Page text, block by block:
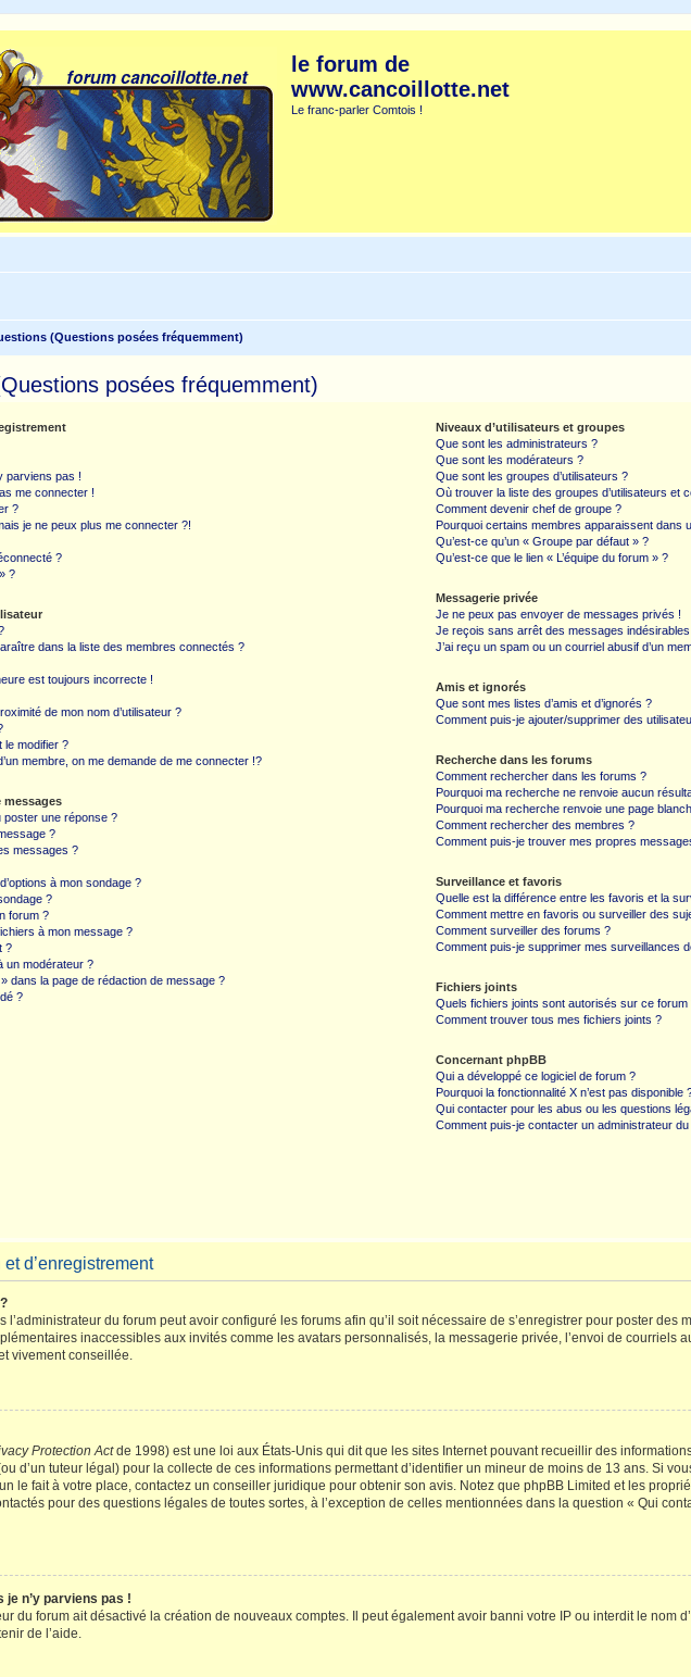
le forum de
www.cancoillotte.net
Le franc-parler Comtois !
(Questions posées fréquemment)
posées fréquemment)
parviens pas !
me connecter !
?
je ne peux plus me connecter ?!
?
?
dans la liste des membres connectés ?
est toujours incorrecte !
de mon nom d’utilisateur ?
le modifier ?
membre, on me demande de me connecter !?
messages
poster une réponse ?
?
messages ?
à mon sondage ?
?
forum ?
à mon message ?
?
un modérateur ?
dans la page de rédaction de message ?
?
Niveaux d’utilisateurs et groupes
Que sont les administrateurs ?
Que sont les modérateurs ?
Que sont les groupes d’utilisateurs ?
Où trouver la liste des groupes d’utilisateurs et
Comment devenir chef de groupe ?
Pourquoi certains membres apparaissent dans
Qu’est-ce qu’un « Groupe par défaut » ?
Qu’est-ce que le lien « L’équipe du forum » ?
Messagerie privée
Je ne peux pas envoyer de messages privés !
Je reçois sans arrêt des messages indésirables
J’ai reçu un spam ou un courriel abusif d’un
Amis et ignorés
Que sont mes listes d’amis et d’ignorés ?
Comment puis-je ajouter/supprimer des
Recherche dans les forums
Comment rechercher dans les forums ?
Pourquoi ma recherche ne renvoie aucun
Pourquoi ma recherche renvoie une page
Comment rechercher des membres ?
Comment puis-je trouver mes propres
Surveillance et favoris
Quelle est la différence entre les favoris et la
Comment mettre en favoris ou surveiller des
Comment surveiller des forums ?
Comment puis-je supprimer mes surveillances
Fichiers joints
Quels fichiers joints sont autorisés sur ce forum
Comment trouver tous mes fichiers joints ?
Concernant phpBB
Qui a développé ce logiciel de forum ?
Pourquoi la fonctionnalité X n’est pas disponible
Qui contacter pour les abus ou les questions
Comment puis-je contacter un administrateur
d’enregistrement
l’administrateur du forum peut avoir configuré les forums afin qu’il soit nécessaire de s’enregistrer pour poster des
inaccessibles aux invités comme les avatars personnalisés, la messagerie privée, l’envoi de courriels
vivement conseillée.
Protection Actde 1998) est une loi aux États-Unis qui dit que les sites Internet pouvant recueillir des
d’un tuteur légal) pour la collecte de ces informations permettant d’identifier un mineur de moins de 13 ans. Si
le fait à votre place, contactez un conseiller juridique pour obtenir son avis. Notez que phpBB Limited et les
pour des questions légales de toutes sortes, à l’exception de celles mentionnées dans la question « Qui
je n’y parviens pas !
du forum ait désactivé la création de nouveaux comptes. Il peut également avoir banni votre IP ou interdit le nom
de l’aide.